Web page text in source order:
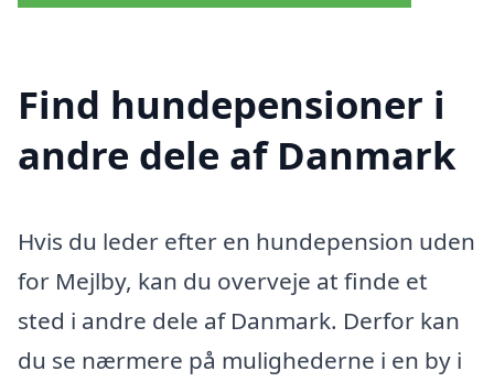
Find hundepensioner i
andre dele af Danmark
Hvis du leder efter en hundepension uden
for Mejlby, kan du overveje at finde et
sted i andre dele af Danmark. Derfor kan
du se nærmere på mulighederne i en by i